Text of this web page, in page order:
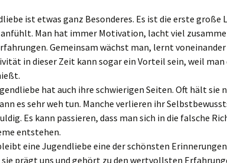
ist etwas ganz Besonderes. Es ist die erste große
Man hat immer Motivation, lacht viel
Gemeinsam wächst man, lernt
in dieser Zeit kann sogar ein Vorteil sein, weil
hat auch ihre schwierigen Seiten. Oft hält sie
es sehr weh tun. Manche verlieren ihr
Es kann passieren, dass man sich in die falsche
entstehen.
eine Jugendliebe eine der schönsten
sie prägt uns und gehört zu den wertvollsten